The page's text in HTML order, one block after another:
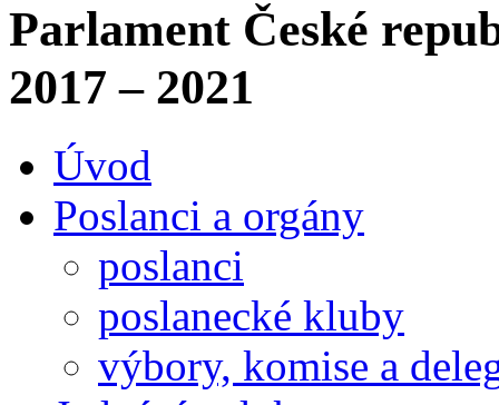
Parlament České
2017 – 2021
Úvod
Poslanci a orgány
poslanci
poslanecké kluby
výbory, komise a